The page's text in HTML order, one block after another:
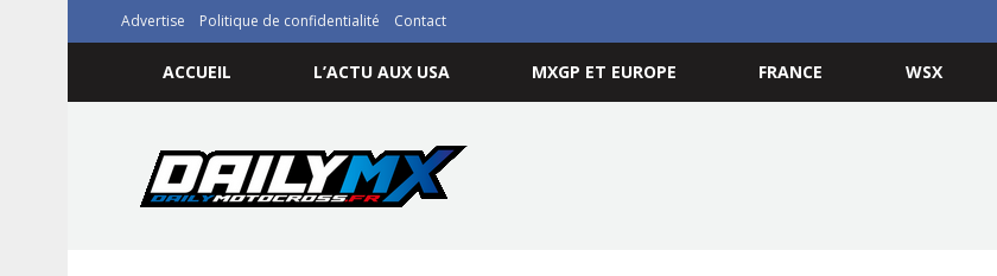
Advertise Politique de confidentialité Contact
ACCUEIL L’ACTU AUX USA MXGP ET EUROPE FRANCE WSX